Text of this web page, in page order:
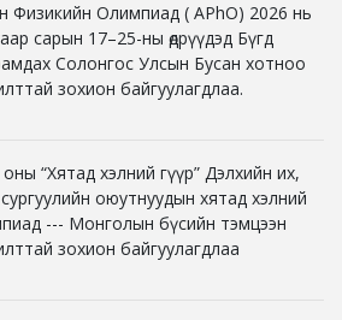
Физикийн Олимпиад ( APhO) 2026 нь
сарын 17–25-ны өдрүүдэд Бүгд
Солонгос Улсын Бусан хотноо
зохион байгуулагдлаа.
“Хятад хэлний гүүр” Дэлхийн их,
оюутнуудын хятад хэлний
--- Монголын бүсийн тэмцээн
зохион байгуулагдлаа